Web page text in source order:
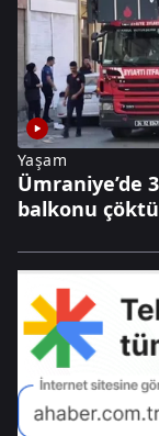
Yaşam
Ümraniye’de
balkonu çöktü